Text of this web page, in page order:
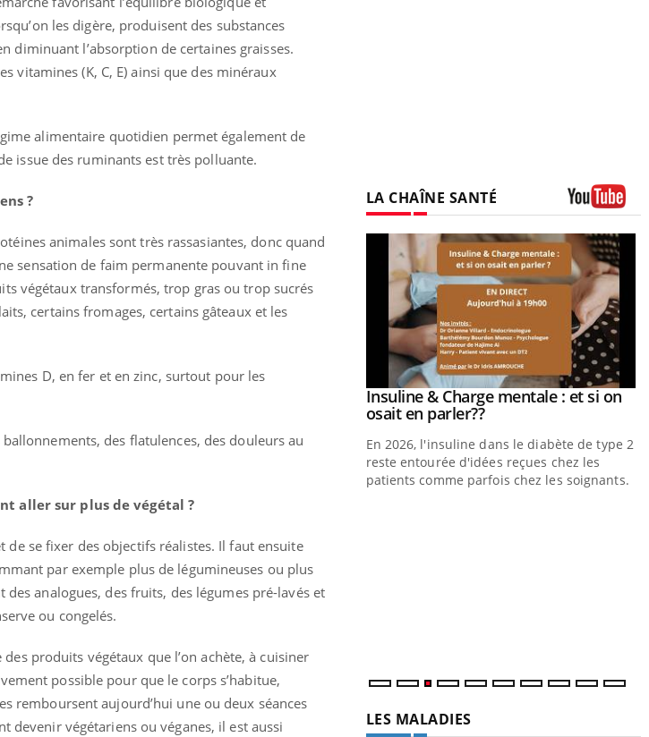
les digère, produisent des substances
diminuant l’absorption de certaines graisses.
vitamines (K, C, E) ainsi que des minéraux
alimentaire quotidien permet également de
issue des ruminants est très polluante.
?
animales sont très rassasiantes, donc quand
sensation de faim permanente pouvant in fine
végétaux transformés, trop gras ou trop sucrés
certains fromages, certains gâteaux et les
D, en fer et en zinc, surtout pour les
des flatulences, des douleurs au
aller sur plus de végétal ?
de se fixer des objectifs réalistes. Il faut ensuite
par exemple plus de légumineuses ou plus
analogues, des fruits, des légumes pré-lavés et
ou congelés.
produits végétaux que l’on achète, à cuisiner
possible pour que le corps s’habitue,
remboursent aujourd’hui une ou deux séances
devenir végétariens ou véganes, il est aussi
LA CHAÎNE SANTÉ
:
à aborder...
Fatigue, irritabilité, brouillard mental ou
...
Youtube
Insuline & Charge mentale : et si on
osait en parler??Youtube
En 2026, l'insuline dans le diabète de type 2
reste entourée d'idées reçues chez les
patients comme parfois chez les soignants.
LES MALADIES